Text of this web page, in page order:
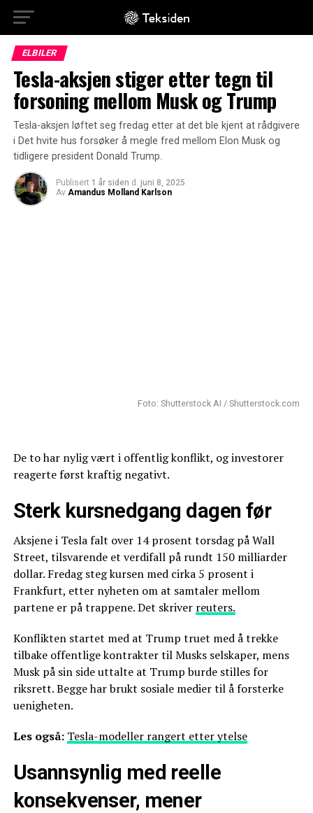
ELBILER
Tesla-aksjen stiger etter tegn til
forsoning mellom Musk og Trump
Tesla-aksjen løftet seg fredag etter at det ble kjent at rådgivere
i Det hvite hus forsøker å megle fred mellom Elon Musk og
tidligere president Donald Trump.
Publisert 1 år siden d. juni 8, 2025
Av Amandus Molland Karlson
Foto: Shutterstock AI / Shutterstock.com
De to har nylig vært i offentlig konflikt, og investorer
reagerte først kraftig negativt.
Sterk kursnedgang dagen før
Aksjene i Tesla falt over 14 prosent torsdag på Wall
Street, tilsvarende et verdifall på rundt 150 milliarder
dollar. Fredag steg kursen med cirka 5 prosent i
Frankfurt, etter nyheten om at samtaler mellom
partene er på trappene. Det skriver reuters.
Konflikten startet med at Trump truet med å trekke
tilbake offentlige kontrakter til Musks selskaper, mens
Musk på sin side uttalte at Trump burde stilles for
riksrett. Begge har brukt sosiale medier til å forsterke
uenigheten.
Les også: Tesla-modeller rangert etter ytelse
Usannsynlig med reelle
konsekvenser, mener